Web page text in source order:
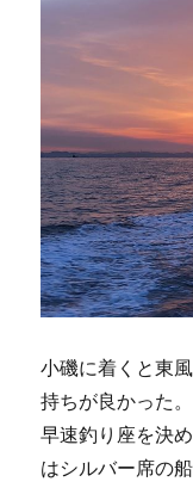
小磯に着くと東
持ちが良かった。
早速釣り座を決
はシルバー席の